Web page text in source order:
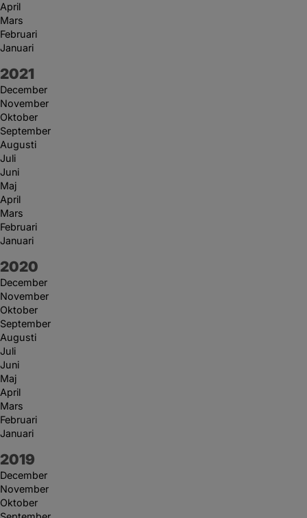
April
Mars
Februari
Januari
År:
2021
December
November
Oktober
September
Augusti
Juli
Juni
Maj
April
Mars
Februari
Januari
År:
2020
December
November
Oktober
September
Augusti
Juli
Juni
Maj
April
Mars
Februari
Januari
År:
2019
December
November
Oktober